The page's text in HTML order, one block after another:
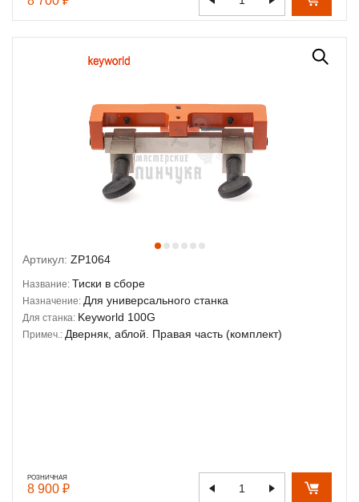
Артикул: ZP1064
Название: Тиски в сборе
Назначение: Для универсального станка
Для станка: Keyworld 100G
Примеч.: Дверняк, аблой. Правая часть (комплект)
РОЗНИЧНАЯ
8 900 ₽